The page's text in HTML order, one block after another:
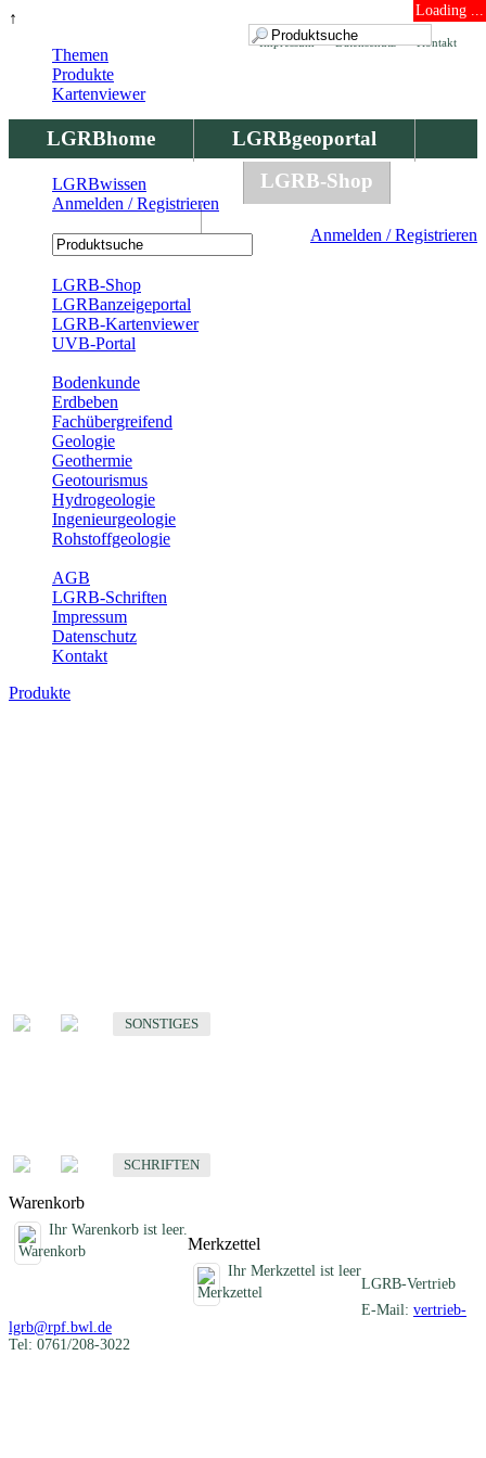
↑ Loading ...
Kontakt
Datenschutz
Impressum
LGRBhome
LGRBgeoportal
LGRBbohrungen
LGRB-Shop
Anmelden / Registrieren
Themen
Produkte
Kartenviewer
LGRBwissen
Anmelden / Registrieren
LGRB-Shop
LGRBanzeigeportal
LGRB-Kartenviewer
UVB-Portal
Bodenkunde
Erdbeben
Fachübergreifend
Geologie
Geothermie
Geotourismus
Hydrogeologie
Ingenieurgeologie
Rohstoffgeologie
AGB
LGRB-Schriften
Impressum
Datenschutz
Kontakt
Produkte
SONSTIGES
SCHRIFTEN
Warenkorb
Ihr Warenkorb ist leer.
Merkzettel
Ihr Merkzettel ist leer
LGRB-Vertrieb
E-Mail: vertrieb-
lgrb@rpf.bwl.de
Tel: 0761/208-3022